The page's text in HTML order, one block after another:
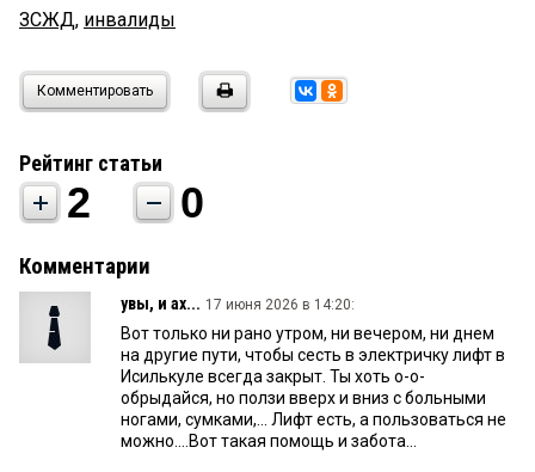
ЗСЖД, инвалиды
Комментировать
Рейтинг статьи
2 0
Комментарии
увы, и ах... 17 июня 2026 в 14:20:
Вот только ни рано утром, ни вечером, ни днем
на другие пути, чтобы сесть в электричку лифт в
Исилькуле всегда закрыт. Ты хоть о-о-
обрыдайся, но ползи вверх и вниз с больными
ногами, сумками,... Лифт есть, а пользоваться не
можно....Вот такая помощь и забота...